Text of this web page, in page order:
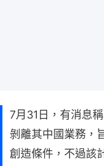
7月31日，有消息
剝離其中國業務‌，
創造條件，不過該